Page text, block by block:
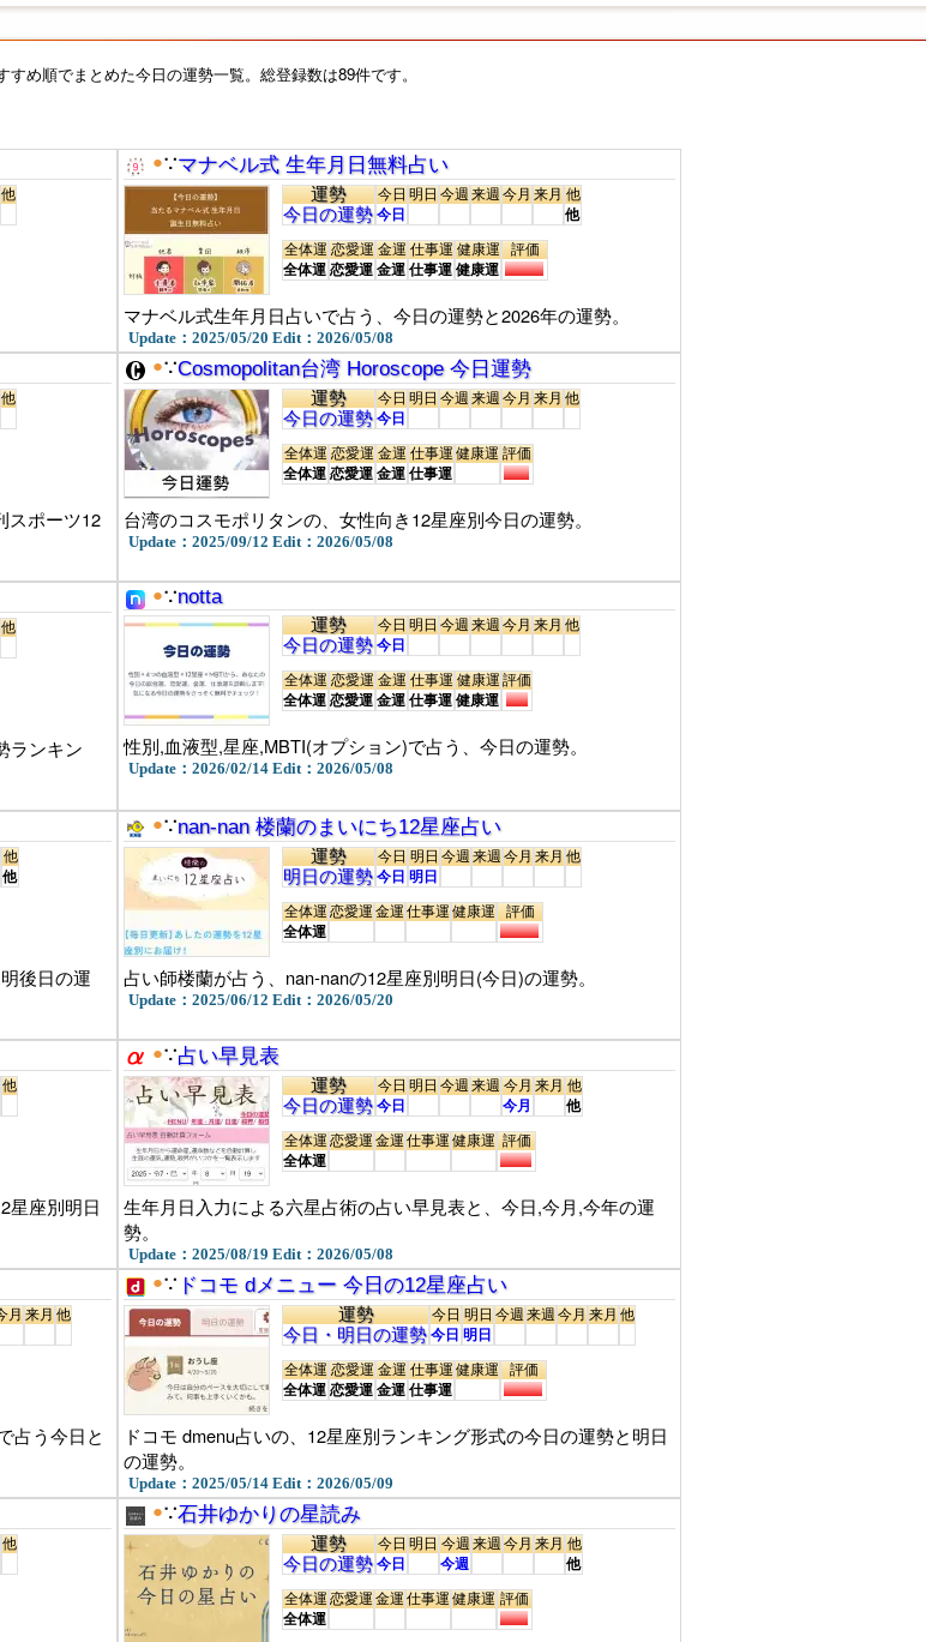
め順でまとめた今日の運勢一覧。総登録数は89件です。
他
●∵マナベル式 生年月日無料占い
運勢
今日の運勢
今日
今日
明日今週来週今月来月他
他
全体運
全体運
恋愛運
恋愛運
金運
金運
仕事運
仕事運
健康運
健康運
評価
マナベル式生年月日占いで占う、今日の運勢と2026年の運勢。
Update：2025/05/20 Edit：2026/05/08
他
スポーツ12
●∵Cosmopolitan台湾 Horoscope 今日運勢
運勢
今日の運勢
今日
今日
明日今週来週今月来月他
全体運
全体運
恋愛運
恋愛運
金運
金運
仕事運
仕事運
健康運 評価
台湾のコスモポリタンの、女性向き12星座別今日の運勢。
Update：2025/09/12 Edit：2026/05/08
他
ランキン
●∵notta
運勢
今日の運勢
今日
今日
明日今週来週今月来月他
全体運
全体運
恋愛運
恋愛運
金運
金運
仕事運
仕事運
健康運
健康運
評価
性別,血液型,星座,MBTI(オプション)で占う、今日の運勢。
Update：2026/02/14 Edit：2026/05/08
他
他
後日の運
●∵nan-nan 楼蘭のまいにち12星座占い
運勢
明日の運勢
今日
今日
明日
明日
今週来週今月来月他
全体運
全体運
恋愛運金運仕事運健康運 評価
占い師楼蘭が占う、nan-nanの12星座別明日(今日)の運勢。
Update：2025/06/12 Edit：2026/05/20
他
星座別明日
●∵占い早見表
運勢
今日の運勢
今日
今日
明日今週来週今月
今月
来月他
他
全体運
全体運
恋愛運金運仕事運健康運 評価
生年月日入力による六星占術の占い早見表と、今日,今月,今年の運
勢。
Update：2025/08/19 Edit：2026/05/08
月来月他
占う今日と
●∵ ドコモ dメニュー 今日の12星座占い
運勢
今日・明日の運勢
今日
今日
明日
明日
今週来週今月来月他
全体運
全体運
恋愛運
恋愛運
金運
金運
仕事運
仕事運
健康運 評価
ドコモ dmenu占いの、12星座別ランキング形式の今日の運勢と明日
の運勢。
Update：2025/05/14 Edit：2026/05/09
他
●∵石井ゆかりの星読み
運勢
今日の運勢
今日
今日
明日今週
今週
来週今月来月他
他
全体運
全体運
恋愛運金運仕事運健康運 評価